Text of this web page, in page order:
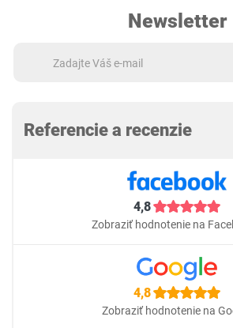
Newsletter
Referencie a recenzie
4,8
Zobraziť hodnotenie na
4,8
Zobraziť hodnotenie na